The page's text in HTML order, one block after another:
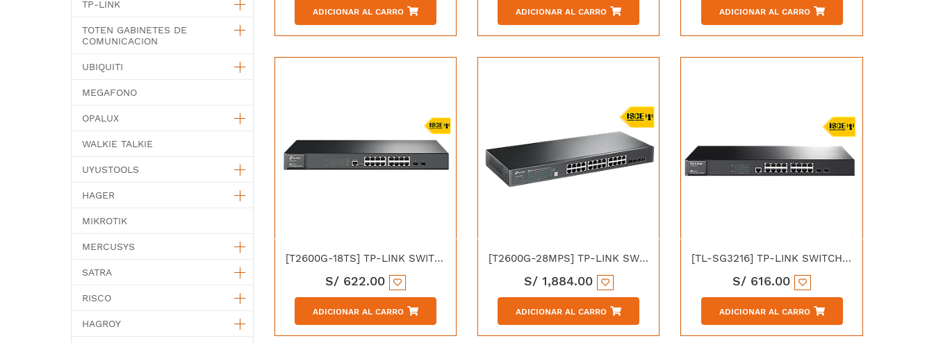
TP-LINK
TOTEN GABINETES DE
COMUNICACION
UBIQUITI
MEGAFONO
OPALUX
WALKIE TALKIE
UYUSTOOLS
HAGER
MIKROTIK
MERCUSYS
SATRA
RISCO
HAGROY
ADICIONAR AL CARRO ADICIONAR AL CARRO ADICIONAR AL CARRO
[T2600G-18TS] TP-LINK SWITCH ADMIN L2 16P GIGABIT JETSTREAM + 2 SFP
S/ 622.00
ADICIONAR AL CARRO
[T2600G-28MPS] TP-LINK SWITCH ADMIN L2 24P GIGABIT PoE + 4 SFP
S/ 1,884.00
ADICIONAR AL CARRO
[TL-SG3216] TP-LINK SWITCH ADMIN L2 16P GIGABIT + 2CS SFP
S/ 616.00
ADICIONAR AL CARRO